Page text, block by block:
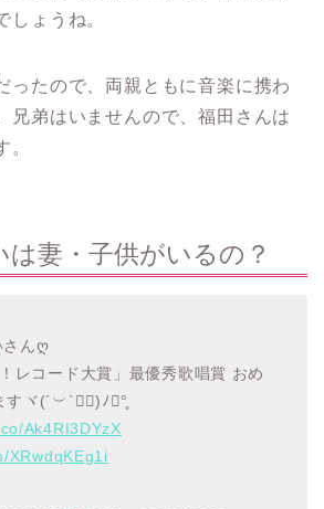
しょうね。
ったので、両親ともに音楽に携わ
兄弟はいませんので、福田さんは
。
妻・子供がいるの？
さんღ
レコード大賞」最優秀歌唱賞 おめ
すヾ(´︶`♡⃛)ﾉ✩°̥
Ak4RI3DYzX
XRwdqKEg1i